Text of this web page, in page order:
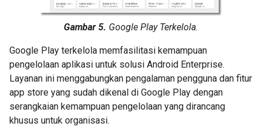
Gambar 5. Google Play Terkelola.
Google Play terkelola memfasilitasi kemampuan
pengelolaan aplikasi untuk solusi Android Enterprise.
Layanan ini menggabungkan pengalaman pengguna dan fitur
app store yang sudah dikenal di Google Play dengan
serangkaian kemampuan pengelolaan yang dirancang
khusus untuk organisasi.